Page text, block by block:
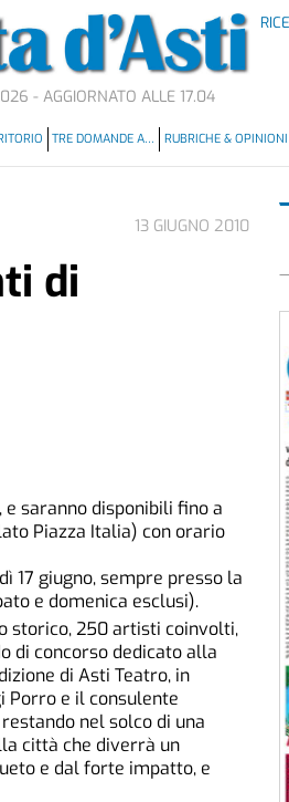
- AGGIORNATO ALLE 17.04
TRE DOMANDE A… RUBRICHE & OPINIONI
13 GIUGNO 2010
di
saranno disponibili fino a
Piazza Italia) con orario
17 giugno, sempre presso la
e domenica esclusi).
storico, 250 artisti coinvolti,
di concorso dedicato alla
di Asti Teatro, in
Porro e il consulente
nel solco di una
città che diverrà un
e dal forte impatto, e